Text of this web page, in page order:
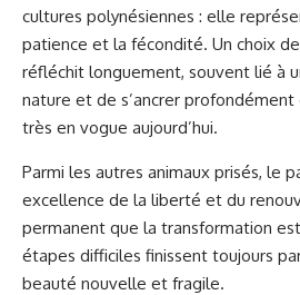
cultures polynésiennes : elle
patience et la fécondité. Un choix
réfléchit longuement, souvent lié à
nature et de s’ancrer profondément
très en vogue aujourd’hui.
Parmi les autres animaux prisés, le
excellence de la liberté et du
permanent que la transformation
étapes difficiles finissent toujours
beauté nouvelle et fragile.